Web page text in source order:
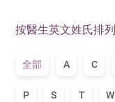
按醫生英文姓氏排列
全部 A C
P S T W